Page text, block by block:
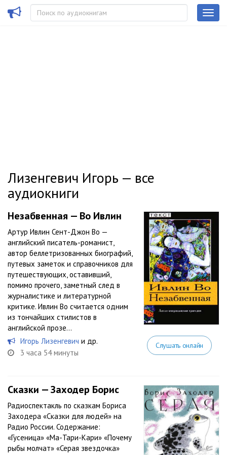
Лизенгевич Игорь — все
аудиокниги
Незабвенная — Во Ивлин
Артур Ивлин Сент-Джон Во —
английский писатель-романист,
автор беллетризованных биографий,
путевых заметок и справочников для
путешествующих, оставивший,
помимо прочего, заметный след в
журналистике и литературной
критике. Ивлин Во считается одним
из тончайших стилистов в
английской прозе...
Игорь Лизенгевич и др.
3 часа 54 минуты
Слушать онлайн
Сказки — Заходер Борис
Радиоспектакль по сказкам Бориса
Заходера «Сказки для людей» на
Радио России. Содержание:
«Гусеница» «Ма-Тари-Кари» «Почему
рыбы молчат» «Серая звездочка»